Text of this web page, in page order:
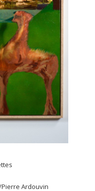
Pierre Ardouvin